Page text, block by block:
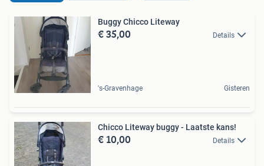
Buggy Chicco Liteway
€ 35,00 Details
's-Gravenhage Gisteren
Chicco Liteway buggy - Laatste kans!
€ 10,00 Details